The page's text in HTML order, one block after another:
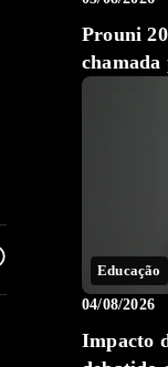
Prouni
chamada
Educação
04/08/2026
Impacto